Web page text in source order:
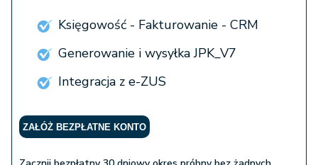
Księgowość - Fakturowanie - CRM
Generowanie i wysyłka JPK_V7
Integracja z e-ZUS
ZAŁÓŻ BEZPŁATNE KONTO